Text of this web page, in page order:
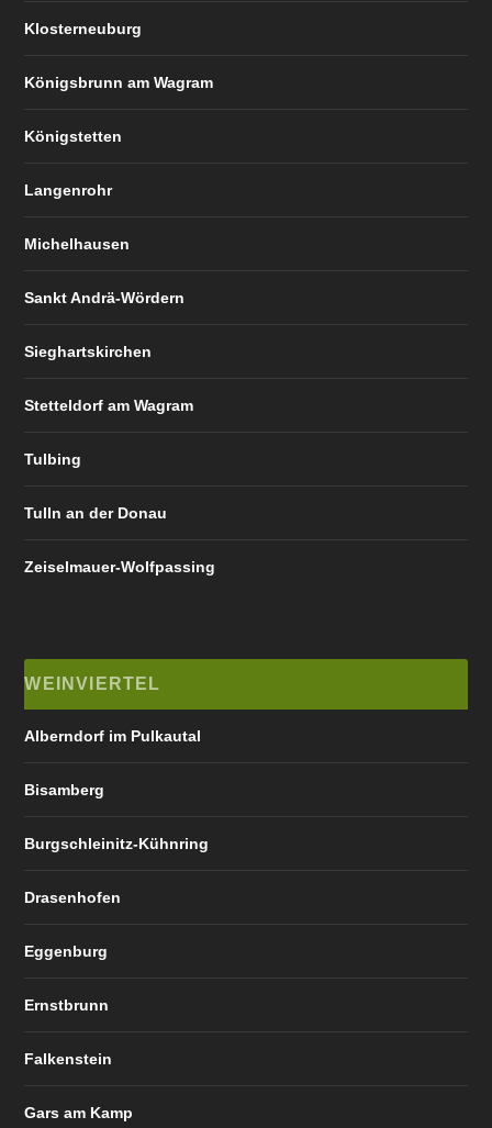
Klosterneuburg
Königsbrunn am Wagram
Königstetten
Langenrohr
Michelhausen
Sankt Andrä-Wördern
Sieghartskirchen
Stetteldorf am Wagram
Tulbing
Tulln an der Donau
Zeiselmauer-Wolfpassing
WEINVIERTEL
Alberndorf im Pulkautal
Bisamberg
Burgschleinitz-Kühnring
Drasenhofen
Eggenburg
Ernstbrunn
Falkenstein
Gars am Kamp